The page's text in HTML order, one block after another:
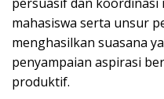
mahasiswa serta unsur
menghasilkan suasana
penyampaian aspirasi
produktif.